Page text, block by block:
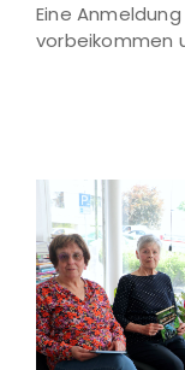
Eine
vorbeikommen